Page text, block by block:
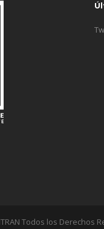
Todos los Derechos